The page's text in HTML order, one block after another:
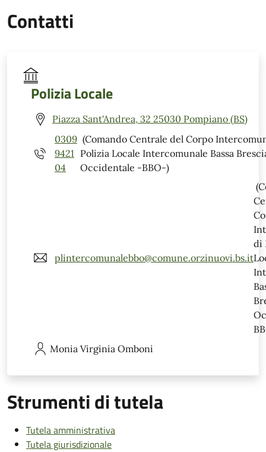
Contatti
Polizia Locale
Piazza Sant'Andrea, 32 25030 Pompiano (BS)
0309
9421
04
(Comando Centrale del Corpo
Polizia Locale Intercomunale Bassa
Occidentale -BBO-)
plintercomunalebbo@comune.orzinuovi.bs.it
di
Monia Virginia Omboni
Strumenti di tutela
Tutela amministrativa
Tutela giurisdizionale